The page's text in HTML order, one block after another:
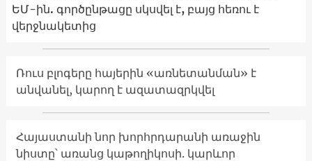
ԵՄ-ին. գործընթացը սկսվել է, բայց հեռու է
վերջնակետից
Ռուս բլոգերը հայերին «առնետանման» է
անվանել, կարող է ազատազրկվել
Հայաստանի նոր խորհրդարանի առաջին
նիստը՝ առանց կաթողիկոսի. կարևոր